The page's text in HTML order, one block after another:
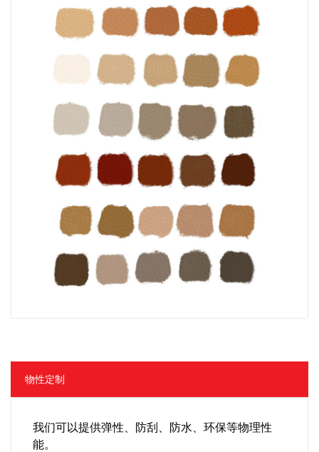
物性定制
我们可以提供弹性、防刮、防水、环保等物理性
能。